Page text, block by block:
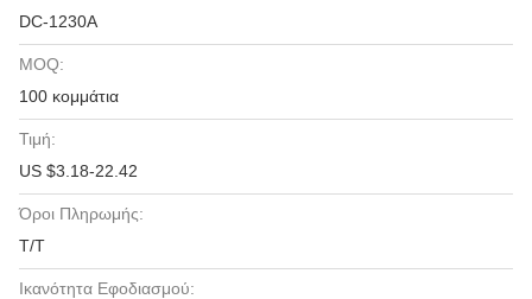
DC-1230A
MOQ:
100 κομμάτια
Τιμή:
US $3.18-22.42
Όροι Πληρωμής:
Τ/Τ
Ικανότητα Εφοδιασμού: